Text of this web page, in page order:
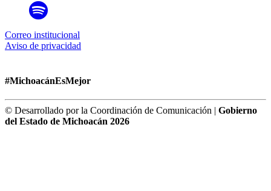
Correo institucional
Aviso de privacidad
#MichoacánEsMejor
© Desarrollado por la Coordinación de Comunicación | Gobierno
del Estado de Michoacán 2026